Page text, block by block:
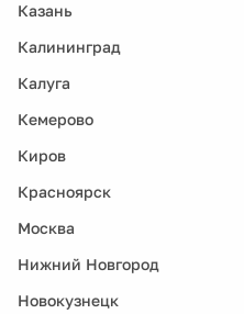
Казань
Калининград
Калуга
Кемерово
Киров
Красноярск
Москва
Нижний Новгород
Новокузнецк